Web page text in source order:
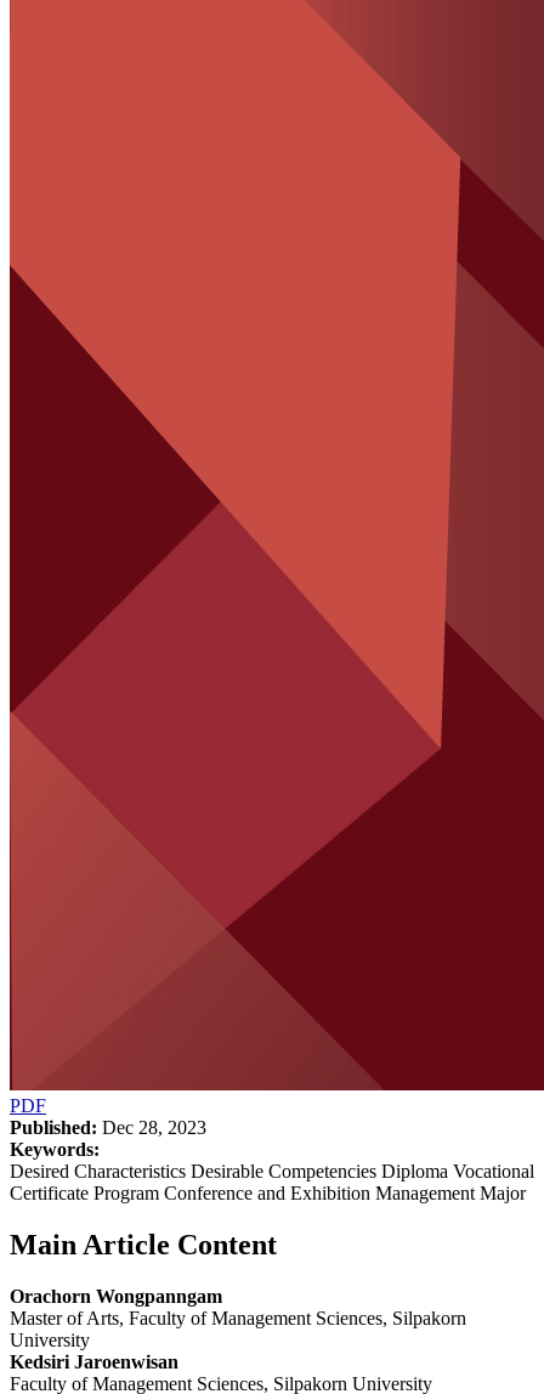
PDF
Published: Dec 28, 2023
Keywords:
Desired Characteristics Desirable Competencies Diploma Vocational
Certificate Program Conference and Exhibition Management Major
Main Article Content
Orachorn Wongpanngam
Master of Arts, Faculty of Management Sciences, Silpakorn
University
Kedsiri Jaroenwisan
Faculty of Management Sciences, Silpakorn University